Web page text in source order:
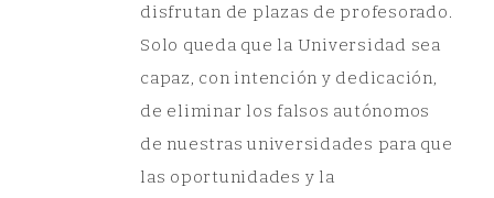
disfrutan de plazas de profesorado.
Solo queda que la Universidad sea
capaz, con intención y dedicación,
de eliminar los falsos autónomos
de nuestras universidades para que
las oportunidades y la